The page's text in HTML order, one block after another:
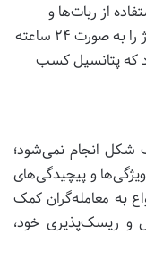
از ربات‌ها و
ابزارهای خودکار، می‌توان فرآیند آربیتراژ را به صورت ۲۴ ساعته
که پتانسیل کسب
یک شکل انجام نمی‌شود؛
و پیچیدگی‌های
به معامله‌گران کمک
و ریسک‌پذیری خود،